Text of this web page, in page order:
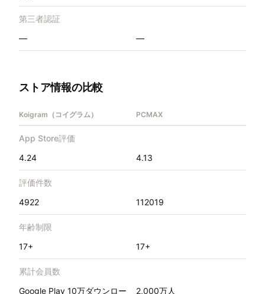
第三者認証
—
—
ストア情報の比較
Koigram（コイグラム） PCMAX
App Store評価
4.24
4.13
評価件数
4922
112019
年齢制限
17+
17+
累計会員数
Google Play 10万ダウンロー
2,000万人